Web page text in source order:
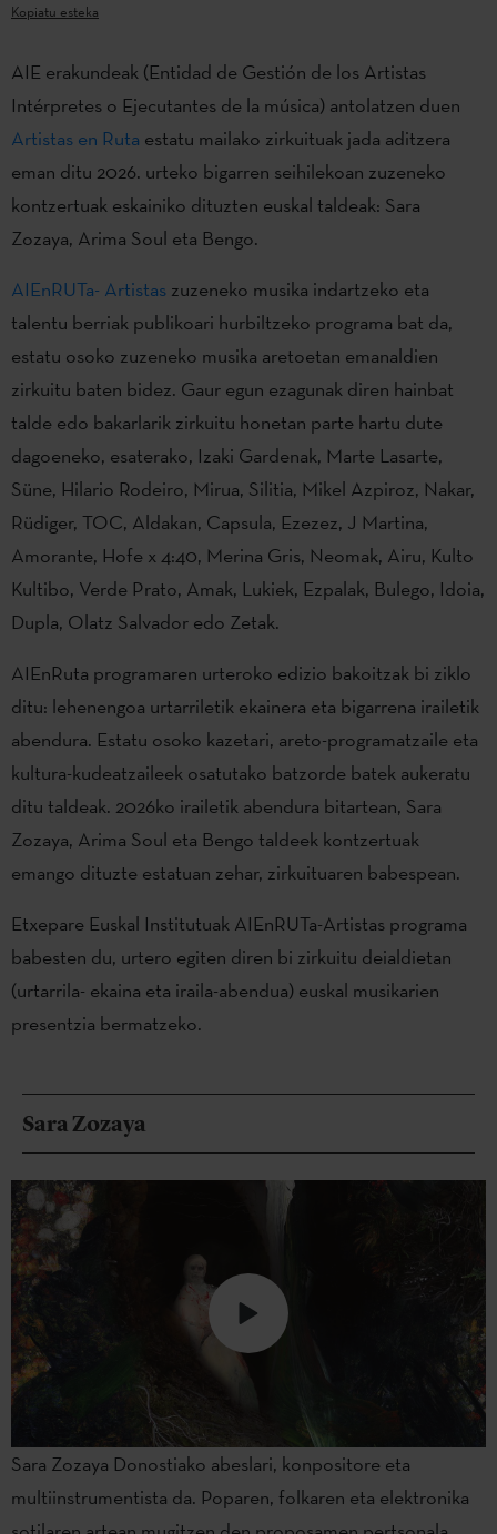
Kopiatu esteka
AIE erakundeak (Entidad de Gestión de los Artistas
Intérpretes o Ejecutantes de la música) antolatzen duen
Artistas en Ruta estatu mailako zirkuituak jada aditzera
eman ditu 2026. urteko bigarren seihilekoan zuzeneko
kontzertuak eskainiko dituzten euskal taldeak: Sara
Zozaya, Arima Soul eta Bengo.
AIEnRUTa- Artistas zuzeneko musika indartzeko eta
talentu berriak publikoari hurbiltzeko programa bat da,
estatu osoko zuzeneko musika aretoetan emanaldien
zirkuitu baten bidez. Gaur egun ezagunak diren hainbat
talde edo bakarlarik zirkuitu honetan parte hartu dute
dagoeneko, esaterako, Izaki Gardenak, Marte Lasarte,
Süne, Hilario Rodeiro, Mirua, Silitia, Mikel Azpiroz, Nakar,
Rüdiger, TOC, Aldakan, Capsula, Ezezez, J Martina,
Amorante, Hofe x 4:40, Merina Gris, Neomak, Airu, Kulto
Kultibo, Verde Prato, Amak, Lukiek, Ezpalak, Bulego, Idoia,
Dupla, Olatz Salvador edo Zetak.
AIEnRuta programaren urteroko edizio bakoitzak bi ziklo
ditu: lehenengoa urtarriletik ekainera eta bigarrena irailetik
abendura. Estatu osoko kazetari, areto-programatzaile eta
kultura-kudeatzaileek osatutako batzorde batek aukeratu
ditu taldeak. 2026ko irailetik abendura bitartean, Sara
Zozaya, Arima Soul eta Bengo taldeek kontzertuak
emango dituzte estatuan zehar, zirkuituaren babespean.
Etxepare Euskal Institutuak AIEnRUTa-Artistas programa
babesten du, urtero egiten diren bi zirkuitu deialdietan
(urtarrila- ekaina eta iraila-abendua) euskal musikarien
presentzia bermatzeko.
Sara Zozaya
Sara Zozaya Donostiako abeslari, konpositore eta
multiinstrumentista da. Poparen, folkaren eta elektronika